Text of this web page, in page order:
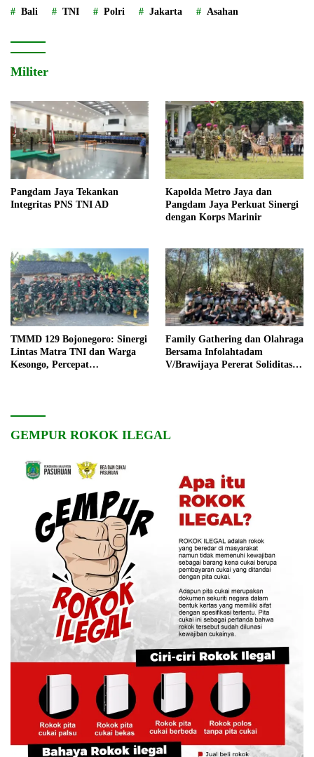
Bali TNI Polri Jakarta Asahan
Militer
Pangdam Jaya Tekankan
Integritas PNS TNI AD
Kapolda Metro Jaya dan
Pangdam Jaya Perkuat Sinergi
dengan Korps Marinir
TMMD 129 Bojonegoro: Sinergi
Lintas Matra TNI dan Warga
Kesongo, Percepat
Family Gathering dan Olahraga
Bersama Infolahtadam
V/Brawijaya Pererat Soliditas
GEMPUR ROKOK ILEGAL